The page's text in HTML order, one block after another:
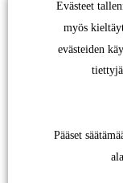
kirsironka
Kunnonlähde
webinaarin
Evästeet
myös
evästeiden
Pääset